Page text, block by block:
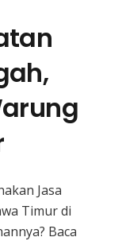
Jasa
Timur di
Baca